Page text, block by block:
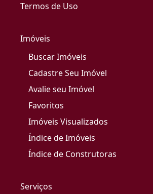
Termos de Uso
Imóveis
Buscar Imóveis
Cadastre Seu Imóvel
Avalie seu Imóvel
Favoritos
Imóveis Visualizados
Índice de Imóveis
Índice de Construtoras
Serviços